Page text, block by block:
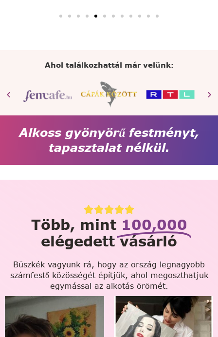
Ahol találkozhattál már velünk:
Alkoss gyönyörű festményt,
tapasztalat nélkül.
Több, mint 100,000
elégedett vásárló
Büszkék vagyunk rá, hogy az ország legnagyobb
számfestő közösségét építjük, ahol megoszthatjuk
egymással az alkotás örömét.